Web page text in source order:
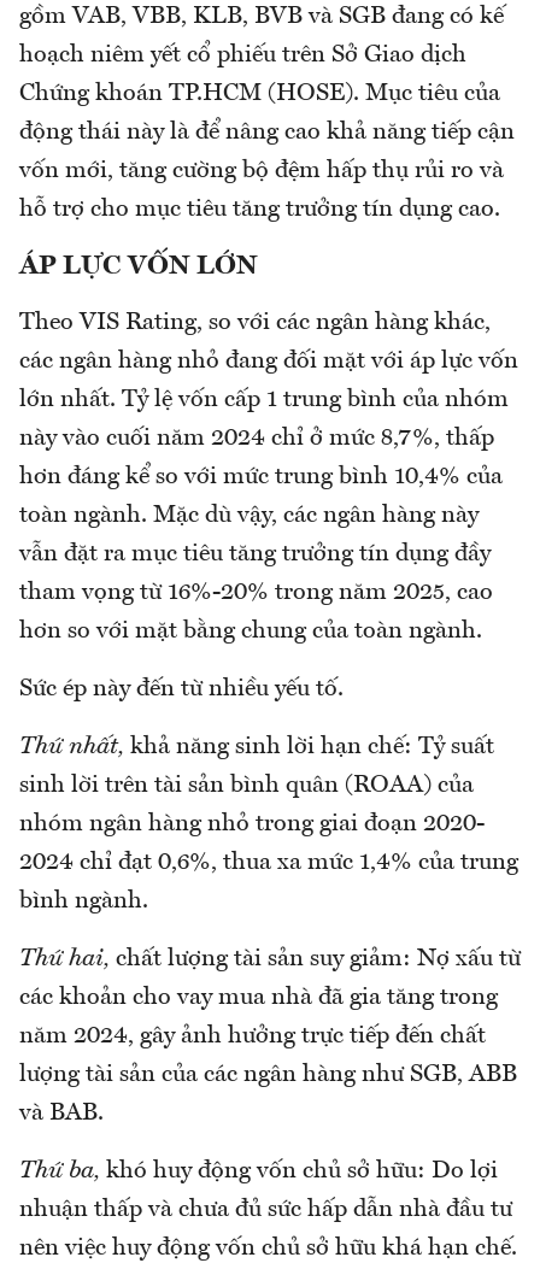
gồm VAB, VBB, KLB, BVB và SGB đang có kế
hoạch niêm yết cổ phiếu trên Sở Giao dịch
Chứng khoán TP.HCM (HOSE). Mục tiêu của
động thái này là để nâng cao khả năng tiếp cận
vốn mới, tăng cường bộ đệm hấp thụ rủi ro và
hỗ trợ cho mục tiêu tăng trưởng tín dụng cao.
ÁP LỰC VỐN LỚN
Theo VIS Rating, so với các ngân hàng khác,
các ngân hàng nhỏ đang đối mặt với áp lực vốn
lớn nhất. Tỷ lệ vốn cấp 1 trung bình của nhóm
này vào cuối năm 2024 chỉ ở mức 8,7%, thấp
hơn đáng kể so với mức trung bình 10,4% của
toàn ngành. Mặc dù vậy, các ngân hàng này
vẫn đặt ra mục tiêu tăng trưởng tín dụng đầy
tham vọng từ 16%-20% trong năm 2025, cao
hơn so với mặt bằng chung của toàn ngành.
Sức ép này đến từ nhiều yếu tố.
Thứ nhất, khả năng sinh lời hạn chế: Tỷ suất
sinh lời trên tài sản bình quân (ROAA) của
nhóm ngân hàng nhỏ trong giai đoạn 2020-
2024 chỉ đạt 0,6%, thua xa mức 1,4% của trung
bình ngành.
Thứ hai, chất lượng tài sản suy giảm: Nợ xấu từ
các khoản cho vay mua nhà đã gia tăng trong
năm 2024, gây ảnh hưởng trực tiếp đến chất
lượng tài sản của các ngân hàng như SGB, ABB
và BAB.
Thứ ba, khó huy động vốn chủ sở hữu: Do lợi
nhuận thấp và chưa đủ sức hấp dẫn nhà đầu tư
nên việc huy động vốn chủ sở hữu khá hạn chế.